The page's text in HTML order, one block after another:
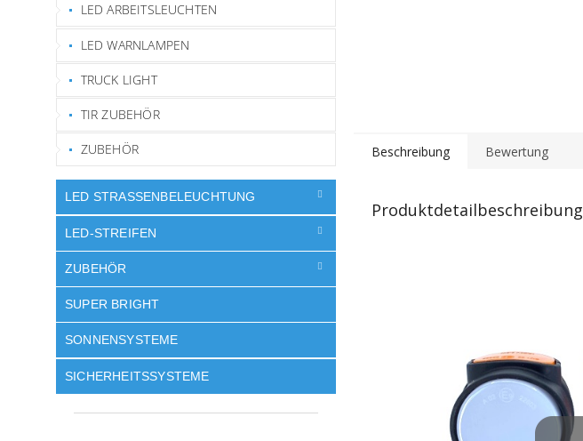
LED ARBEITSLEUCHTEN
LED WARNLAMPEN
TRUCK LIGHT
TIR ZUBEHÖR
ZUBEHÖR
LED STRASSENBELEUCHTUNG
LED-STREIFEN
ZUBEHÖR
SUPER BRIGHT
SONNENSYSTEME
SICHERHEITSSYSTEME
Beschreibung Bewertung
Produktdetailbeschreibung